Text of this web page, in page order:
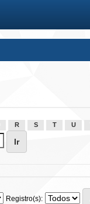
R S T U
Registro(s):